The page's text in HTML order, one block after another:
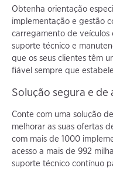
Obtenha orientação
implementação e gestão
carregamento de veículos
suporte técnico e
que os seus clientes têm
fiável sempre que
Solução segura e
Conte com uma solução
melhorar as suas ofertas
com mais de 1000
acesso a mais de 992
suporte técnico contínuo